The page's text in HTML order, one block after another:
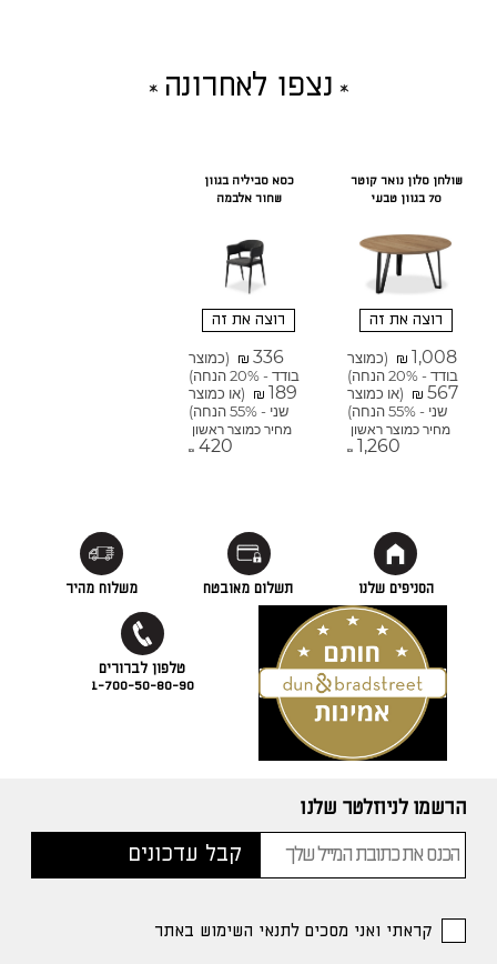
נצפו לאחרונה
שולחן סלון נואר קוטר
70 בגוון טבעי
רוצה את זה
₪ 1,008
(כמוצר
בודד - 20% הנחה)
₪ 567
(או כמוצר
שני - 55% הנחה)
מחיר כמוצר ראשון
₪ 1,260
כסא סביליה בגוון
שחור אלבמה
רוצה את זה
₪ 336
(כמוצר
בודד - 20% הנחה)
₪ 189
(או כמוצר
שני - 55% הנחה)
מחיר כמוצר ראשון
₪ 420
הסניפים שלנו תשלום מאובטח משלוח מהיר
1-700-50-80-90
הרשמו לניוזלטר שלנו
קראתי ואני מסכים לתנאי השימוש באתר